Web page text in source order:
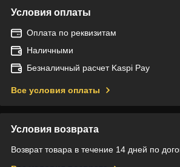
Условия оплаты
Оплата по реквизитам
Наличными
Безналичный расчет Kaspi Pay
Все условия оплаты
Условия возврата
Возврат товара в течение 14 дней по